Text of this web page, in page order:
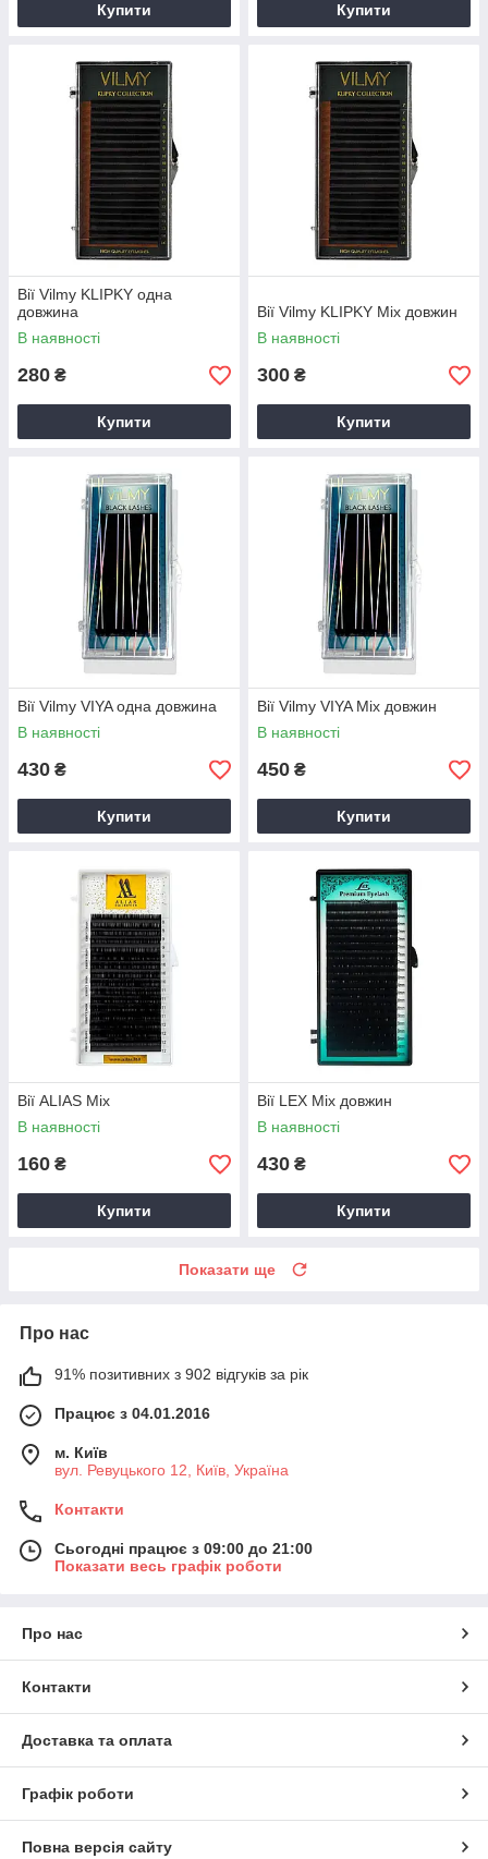
Купити Купити
Вії Vilmy KLIPKY одна
довжина
В наявності
280 ₴
Купити
Вії Vilmy KLIPKY Mix довжин
В наявності
300 ₴
Купити
Вії Vilmy VIYA одна довжина
В наявності
430 ₴
Купити
Вії Vilmy VIYA Mix довжин
В наявності
450 ₴
Купити
Вії ALIAS Mix
В наявності
160 ₴
Купити
Вії LEX Mix довжин
В наявності
430 ₴
Купити
Показати ще
Про нас
91% позитивних з 902 відгуків за рік
Працює з 04.01.2016
м. Київ
вул. Ревуцького 12, Київ, Україна
Контакти
Сьогодні працює з 09:00 до 21:00
Показати весь графік роботи
Про нас
Контакти
Доставка та оплата
Графік роботи
Повна версія сайту